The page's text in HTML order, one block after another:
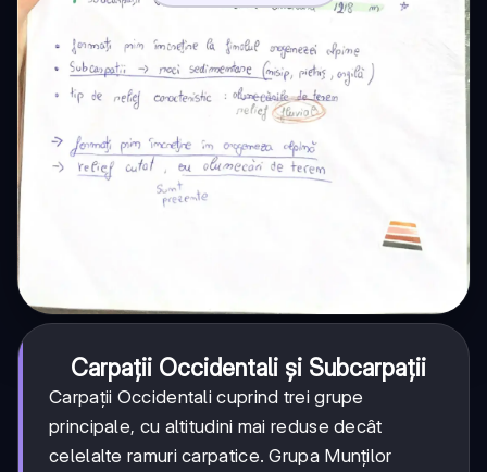
Carpații Occidentali și Subcarpații
Carpații Occidentali cuprind trei grupe
principale, cu altitudini mai reduse decât
celelalte ramuri carpatice. Grupa Munților